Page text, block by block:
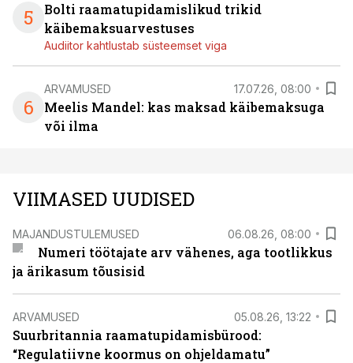
5
Bolti raamatupidamislikud trikid
käibemaksuarvestuses
Audiitor kahtlustab süsteemset viga
6
ARVAMUSED 17.07.26, 08:00
Meelis Mandel: kas maksad käibemaksuga
või ilma
VIIMASED UUDISED
MAJANDUSTULEMUSED 06.08.26, 08:00
Numeri töötajate arv vähenes, aga tootlikkus
ja ärikasum tõusisid
ARVAMUSED 05.08.26, 13:22
Suurbritannia raamatupidamisbürood:
“Regulatiivne koormus on ohjeldamatu”